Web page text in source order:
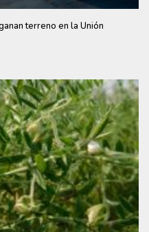
terreno en la Unión